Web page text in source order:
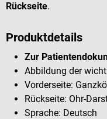
Rückseite.
Produktdetails
Zur
Abbildung der
Vorderseite:
Rückseite: Ohr-
Sprache: Deutsch